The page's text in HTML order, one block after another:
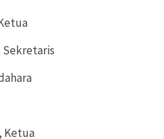
Sekretaris
Ketua